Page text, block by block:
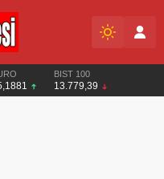
BIST 100
13.779,39